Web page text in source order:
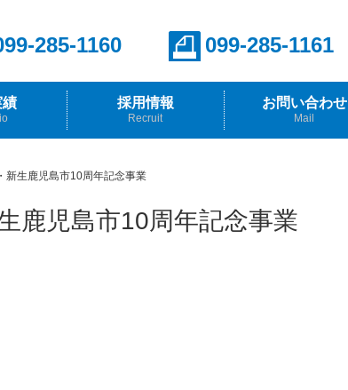
285-1160 099-285-1161
績 採用情報
Recruit
お問い合わせ
Mail
新生鹿児島市10周年記念事業
鹿児島市10周年記念事業